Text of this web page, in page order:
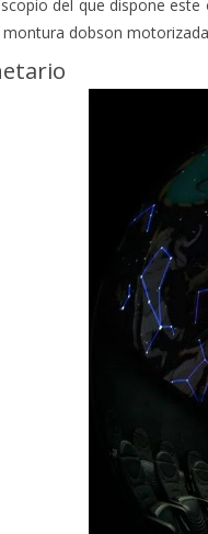
del que dispone
montura dobson